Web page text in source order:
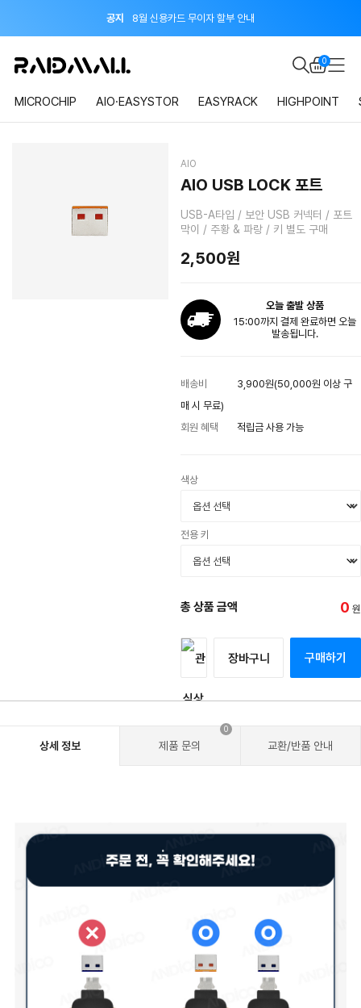
지금 회원가입하면 적립금 2,000원 드려요!
공지 0
MICROCHIP AIO·EASYSTOR EASYRACK HIGHPOINT
AIO
AIO USB LOCK 포트
USB-A타입 / 보안 USB 커넥터 / 포트
막이 / 주황 & 파랑 / 키 별도 구매
2,500원
오늘 출발 상품
15:00까지 결제 완료하면 오늘
발송됩니다.
배송비
3,900원(50,000원 이상 구
매 시 무료)
회원 혜택
적립금 사용 가능
색상
전용 키
총 상품 금액 0 원
장바구니 구매하기
상세 정보 제품 문의
0
교환/반품 안내